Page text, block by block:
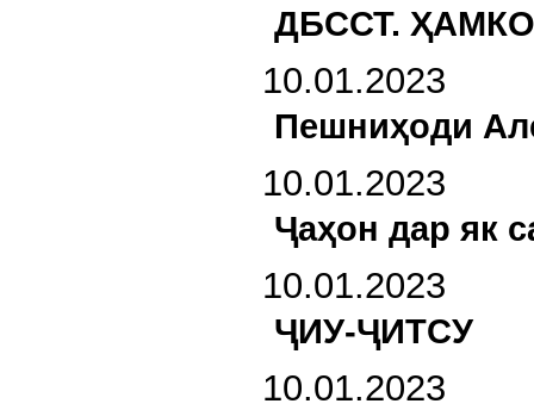
ДБССТ.
10.01.2023
Пешниҳоди
10.01.2023
Ҷаҳон дар як
10.01.2023
ҶИУ-ҶИТСУ
10.01.2023